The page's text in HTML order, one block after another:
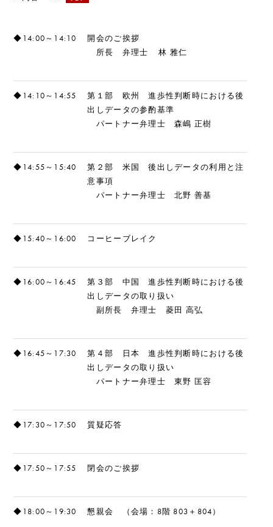
◆14:00～14:10
開会のご挨拶
所長 弁理士 林 雅仁
◆14:10～14:55
第１部 欧州 進歩性判断時における後
出しデータの参酌基準
パートナー弁理士 森嶋 正樹
◆14:55～15:40
第２部 米国 後出しデータの利用と注
意事項
パートナー弁理士 北野 善基
◆15:40～16:00 コーヒーブレイク
◆16:00～16:45
第３部 中国 進歩性判断時における後
出しデータの取り扱い
副所長 弁理士 菱田 高弘
◆16:45～17:30
第４部 日本 進歩性判断時における後
出しデータの取り扱い
パートナー弁理士 東野 匡容
◆17:30～17:50 質疑応答
◆17:50～17:55 閉会のご挨拶
◆18:00～19:30 懇親会 （会場：8階 803＋804）